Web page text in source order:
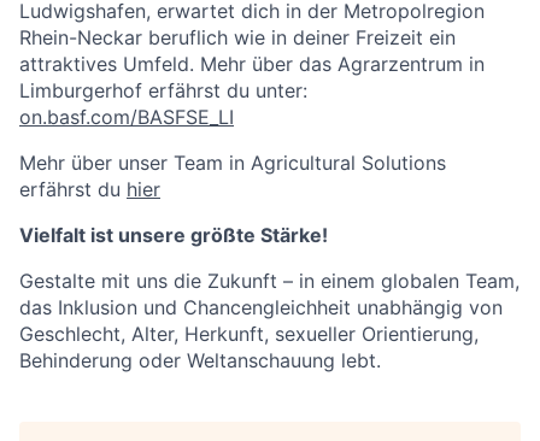
Ludwigshafen, erwartet dich in der Metropolregion
Rhein-Neckar beruflich wie in deiner Freizeit ein
attraktives Umfeld. Mehr über das Agrarzentrum in
Limburgerhof erfährst du unter:
on.basf.com/BASFSE_LI
Mehr über unser Team in Agricultural Solutions
erfährst du hier
Vielfalt ist unsere größte Stärke!
Gestalte mit uns die Zukunft – in einem globalen Team,
das Inklusion und Chancengleichheit unabhängig von
Geschlecht, Alter, Herkunft, sexueller Orientierung,
Behinderung oder Weltanschauung lebt.